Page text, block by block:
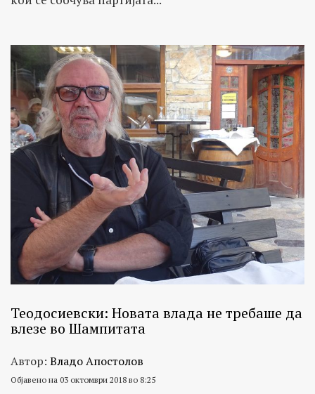
Теодосиевски: Новата влада не требаше да
влезе во Шампитата
Автор: Владо Апостолов
Објавено на 03 октомври 2018 во 8:25